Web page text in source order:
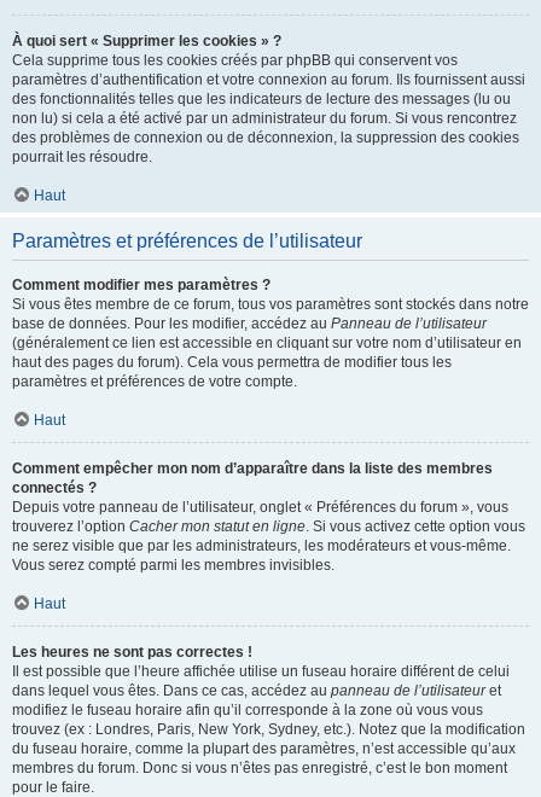
À quoi sert « Supprimer les cookies » ?
Cela supprime tous les cookies créés par phpBB qui conservent vos
paramètres d’authentification et votre connexion au forum. Ils fournissent aussi
des fonctionnalités telles que les indicateurs de lecture des messages (lu ou
non lu) si cela a été activé par un administrateur du forum. Si vous rencontrez
des problèmes de connexion ou de déconnexion, la suppression des cookies
pourrait les résoudre.
Haut
Paramètres et préférences de l’utilisateur
Comment modifier mes paramètres ?
Si vous êtes membre de ce forum, tous vos paramètres sont stockés dans notre
base de données. Pour les modifier, accédez au Panneau de l’utilisateur
(généralement ce lien est accessible en cliquant sur votre nom d’utilisateur en
haut des pages du forum). Cela vous permettra de modifier tous les
paramètres et préférences de votre compte.
Haut
Comment empêcher mon nom d’apparaître dans la liste des membres
connectés ?
Depuis votre panneau de l’utilisateur, onglet « Préférences du forum », vous
trouverez l’option Cacher mon statut en ligne. Si vous activez cette option vous
ne serez visible que par les administrateurs, les modérateurs et vous-même.
Vous serez compté parmi les membres invisibles.
Haut
Les heures ne sont pas correctes !
Il est possible que l’heure affichée utilise un fuseau horaire différent de celui
dans lequel vous êtes. Dans ce cas, accédez au panneau de l’utilisateuret
modifiez le fuseau horaire afin qu’il corresponde à la zone où vous vous
trouvez (ex : Londres, Paris, New York, Sydney, etc.). Notez que la modification
du fuseau horaire, comme la plupart des paramètres, n’est accessible qu’aux
membres du forum. Donc si vous n’êtes pas enregistré, c’est le bon moment
pour le faire.